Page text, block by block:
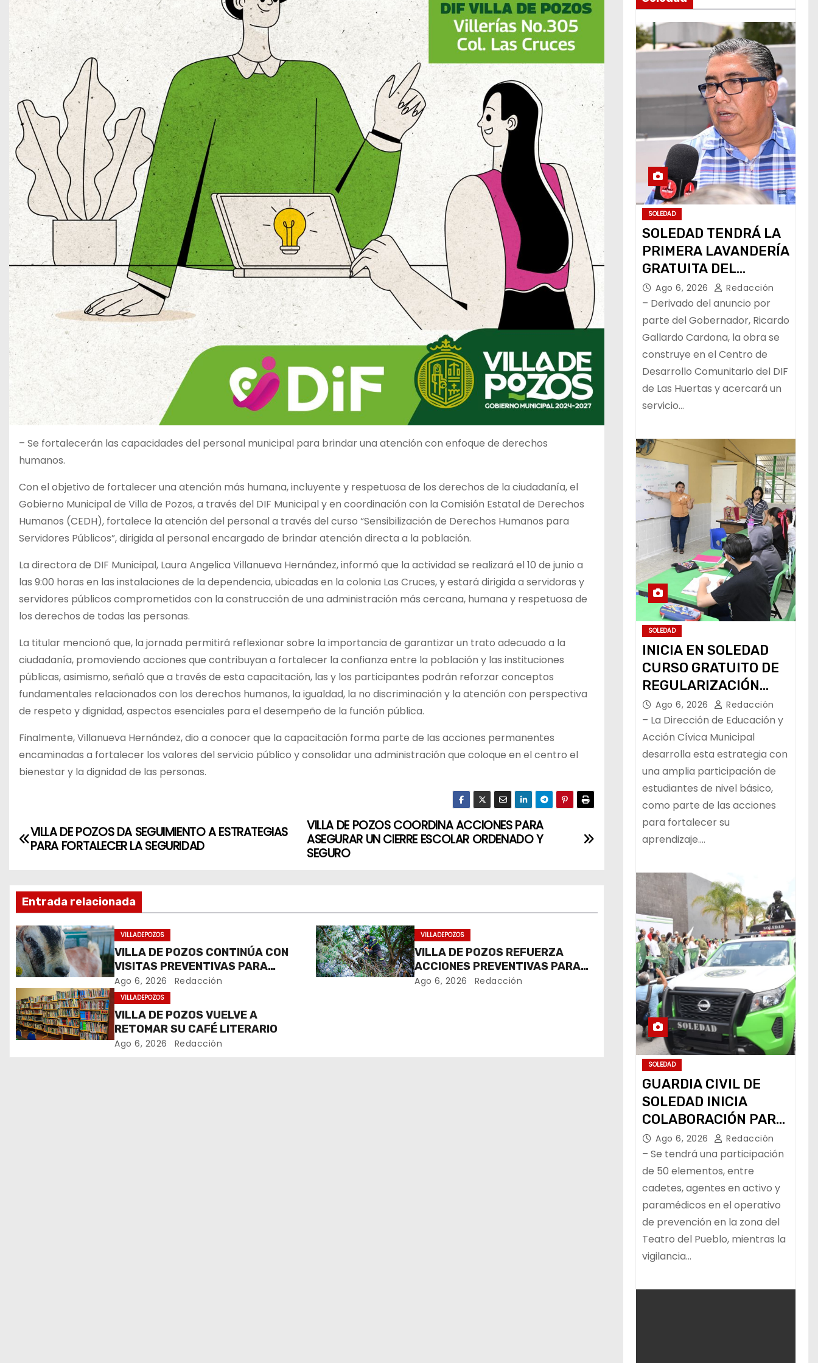
– Se fortalecerán las capacidades del personal municipal para brindar una atención con enfoque de derechos
humanos.
Con el objetivo de fortalecer una atención más humana, incluyente y respetuosa de los derechos de la ciudadanía, el
Gobierno Municipal de Villa de Pozos, a través del DIF Municipal y en coordinación con la Comisión Estatal de Derechos
Humanos (CEDH), fortalece la atención del personal a través del curso “Sensibilización de Derechos Humanos para
Servidores Públicos”, dirigida al personal encargado de brindar atención directa a la población.
La directora de DIF Municipal, Laura Angelica Villanueva Hernández, informó que la actividad se realizará el 10 de junio a
las 9:00 horas en las instalaciones de la dependencia, ubicadas en la colonia Las Cruces, y estará dirigida a servidoras y
servidores públicos comprometidos con la construcción de una administración más cercana, humana y respetuosa de
los derechos de todas las personas.
La titular mencionó que, la jornada permitirá reflexionar sobre la importancia de garantizar un trato adecuado a la
ciudadanía, promoviendo acciones que contribuyan a fortalecer la confianza entre la población y las instituciones
públicas, asimismo, señaló que a través de esta capacitación, las y los participantes podrán reforzar conceptos
fundamentales relacionados con los derechos humanos, la igualdad, la no discriminación y la atención con perspectiva
de respeto y dignidad, aspectos esenciales para el desempeño de la función pública.
Finalmente, Villanueva Hernández, dio a conocer que la capacitación forma parte de las acciones permanentes
encaminadas a fortalecer los valores del servicio público y consolidar una administración que coloque en el centro el
bienestar y la dignidad de las personas.
N
e
g
a
c
i
ó
VILLA DE POZOS COORDINA ACCIONES PARA
ASEGURAR UN CIERRE ESCOLAR ORDENADO Y
SEGURO
VILLA DE POZOS DA SEGUIMIENTO A ESTRATEGIAS
PARA FORTALECER LA SEGURIDAD
Entrada relacionada
VILLADEPOZOS
VILLA DE POZOS CONTINÚA CON
VISITAS PREVENTIVAS PARA
EVITAR LA PRESENCIA DEL
GUSANO BARRENADOR
Ago 6, 2026 Redacción
VILLADEPOZOS
VILLA DE POZOS REFUERZA
ACCIONES PREVENTIVAS PARA
ATENDER ÁRBOLES EN RIESGO DE
Ago 6, 2026 Redacción
VILLADEPOZOS
VILLA DE POZOS VUELVE A
RETOMAR SU CAFÉ LITERARIO
Ago 6, 2026 Redacción
SOLEDAD
SOLEDAD TENDRÁ LA
PRIMERA LAVANDERÍA
GRATUITA DEL
PROGRAMA ESTATAL
Ago 6, 2026 Redacción
– Derivado del anuncio por
parte del Gobernador, Ricardo
Gallardo Cardona, la obra se
construye en el Centro de
Desarrollo Comunitario del DIF
de Las Huertas y acercará un
servicio…
SOLEDAD
INICIA EN SOLEDAD
CURSO GRATUITO DE
REGULARIZACIÓN
ESCOLAR
Ago 6, 2026 Redacción
– La Dirección de Educación y
Acción Cívica Municipal
desarrolla esta estrategia con
una amplia participación de
estudiantes de nivel básico,
como parte de las acciones
para fortalecer su
aprendizaje.…
SOLEDAD
GUARDIA CIVIL DE
SOLEDAD INICIA
COLABORACIÓN PARA
LA VIGILANCIA Y LA
PAZ DURANTE LA
FENAPO
Ago 6, 2026 Redacción
– Se tendrá una participación
de 50 elementos, entre
cadetes, agentes en activo y
paramédicos en el operativo
de prevención en la zona del
Teatro del Pueblo, mientras la
vigilancia…